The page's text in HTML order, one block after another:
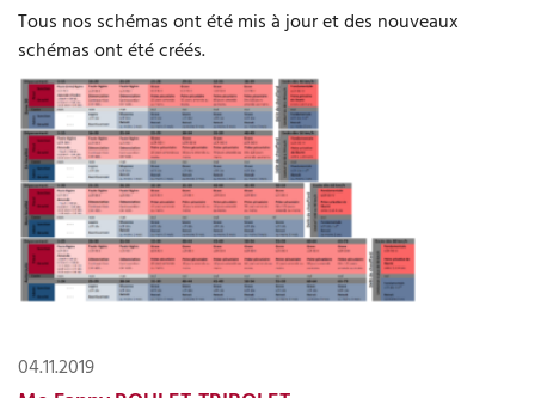
Tous nos schémas ont été mis à jour et des nouveaux
schémas ont été créés.
04.11.2019